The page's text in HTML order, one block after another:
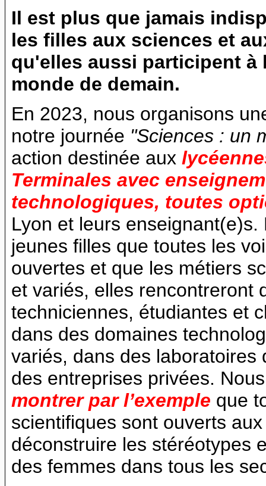
Il est plus que jamais
les filles aux sciences et
qu'elles aussi participent
monde de demain.
En 2023, nous organisons
notre journée "Sciences : un
action destinée aux
Terminales avec
technologiques, toutes
Lyon et leurs
jeunes filles que toutes les
ouvertes et que les métiers
et variés, elles rencontreront
techniciennes, étudiantes et
dans des domaines
variés, dans des laboratoires
des entreprises privées.
montrer par l’exemple que
scientifiques sont ouverts
déconstruire les stéréotypes
des femmes dans tous les